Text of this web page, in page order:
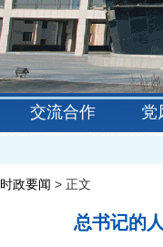
交流合作 党
时政要闻 > 正文
总书记的